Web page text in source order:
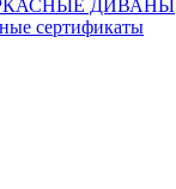
ДИВАНЫ
сертификаты